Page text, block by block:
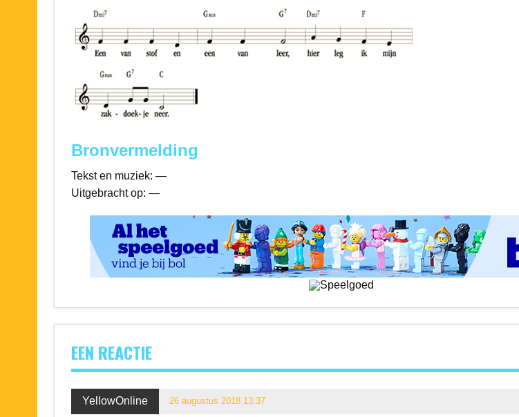
Bronvermelding
Tekst en muziek: —
Uitgebracht op: —
EEN REACTIE
YellowOnline 26 augustus 2018 13:37